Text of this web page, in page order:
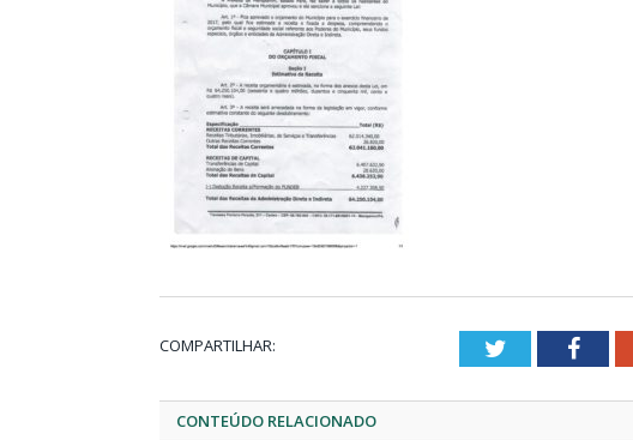
COMPARTILHAR: Twitter
CONTEÚDO RELACIONADO